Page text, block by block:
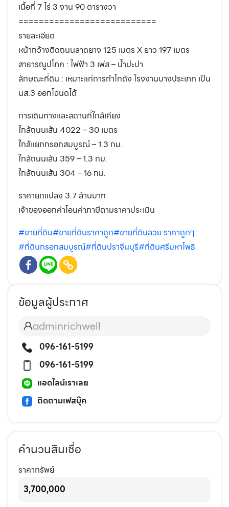
เนื้อที่ 7 ไร่ 3 งาน 90 ตารางวา
===========================
รายละเอียด
หน้ากว้างติดถนนลาดยาง 125 เมตร X ยาว 197 เมตร
สาธารณูปโภค : ไฟฟ้า 3 เฟส – น้ำปะปา
ลักษณะที่ดิน : เหมาะแก่การทำโกดัง โรงงานบางประเภท เป็น
นส.3 ออกโฉนดได้
การเดินทางและสถานที่ใกล้เคียง
ใกล้ถนนเส้น 4022 – 30 เมตร
ใกล้แยกกรอกสมบูรณ์ – 1.3 กม.
ใกล้ถนนเส้น 359 – 1.3 กม.
ใกล้ถนนเส้น 304 – 16 กม.
ราคายกแปลง 3.7 ล้านบาท
เจ้าของออกค่าโอนค่าภาษีตามราคาประเมิน
#ขายที่ดิน#ขายที่ดินราคาถูก#ขายที่ดินสวย ราคาถูกๆ
#ที่ดินกรอกสมบูรณ์#ที่ดินปราจีนบุรี#ที่ดินศรีมหาโพธิ
ข้อมูลผู้ประกาศ
adminrichwell
096-161-5199
096-161-5199
แอดไลน์เราเลย
ติดตามเฟสบุ๊ค
คำนวนสินเชื่อ
ราคาทรัพย์